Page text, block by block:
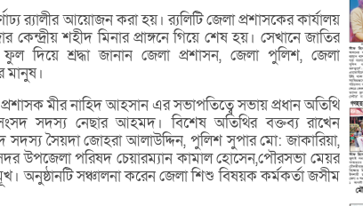
র‌্যালীর আয়োজন করা হয়। র‌্যলিটি জেলা প্রশাসকের কার্যালয়
শহীদ মিনার প্রাঙ্গনে গিয়ে শেষ হয়। সেখানে জাতির
দিয়ে শ্রদ্ধা জানান জেলা প্রশাসন, জেলা পুলিশ, জেলা
মানুষ।
মীর নাহিদ আহসান এর সভাপতিত্বে সভায় প্রধান অতিথি
সদস্য নেছার আহমদ। বিশেষ অতিথির বক্তব্য রাখেন
সৈয়দা জোহরা আলাউদ্দিন, পুলিশ সুপার মো: জাকারিয়া,
উপজেলা পরিষদ চেয়ারম্যান কামাল হোসেন,পৌরসভা মেয়র
অনুষ্ঠানটি সঞ্চালনা করেন জেলা শিশু বিষয়ক কর্মকর্তা জসীম